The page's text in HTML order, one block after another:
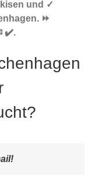
und ✓
⏩
✔️.